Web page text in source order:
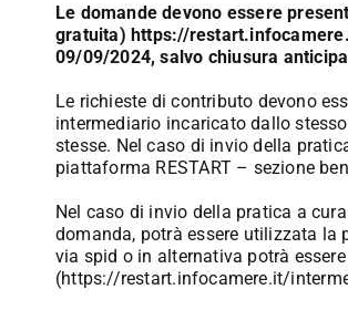
Le domande devono essere
gratuita)https://
09/09/2024, salvo chiusura
Le richieste di contributo devono
intermediario incaricato dallo
stesse. Nel caso di invio della
piattaforma RESTART – sezione
Nel caso di invio della pratica a
domanda, potrà essere utilizzata la
via spid o in alternativa potrà
(https://restart.infocamere.it/